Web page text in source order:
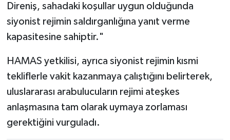
Direniş, sahadaki koşullar uygun olduğunda
siyonist rejimin saldırganlığına yanıt verme
kapasitesine sahiptir."
HAMAS yetkilisi, ayrıca siyonist rejimin kısmi
tekliflerle vakit kazanmaya çalıştığını belirterek,
uluslararası arabulucuların rejimi ateşkes
anlaşmasına tam olarak uymaya zorlaması
gerektiğini vurguladı.